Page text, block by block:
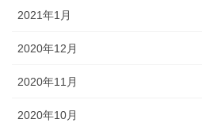
2021年1月
2020年12月
2020年11月
2020年10月